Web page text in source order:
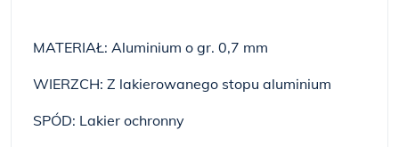
MATERIAŁ: Aluminium o gr. 0,7 mm
WIERZCH: Z lakierowanego stopu aluminium
SPÓD: Lakier ochronny